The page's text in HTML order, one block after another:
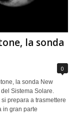
la sonda
0
la sonda New
Sistema Solare.
prepara a trasmettere
in gran parte